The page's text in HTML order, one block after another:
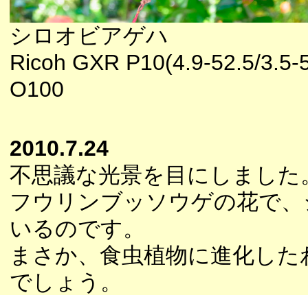
シロオビアゲハ
Ricoh GXR P10(4.9-52.5/
O100
2010.7.24
不思議な光景を目にしました
フウリンブッソウゲの花で
いるのです。
まさか、食虫植物に進化し
でしょう。